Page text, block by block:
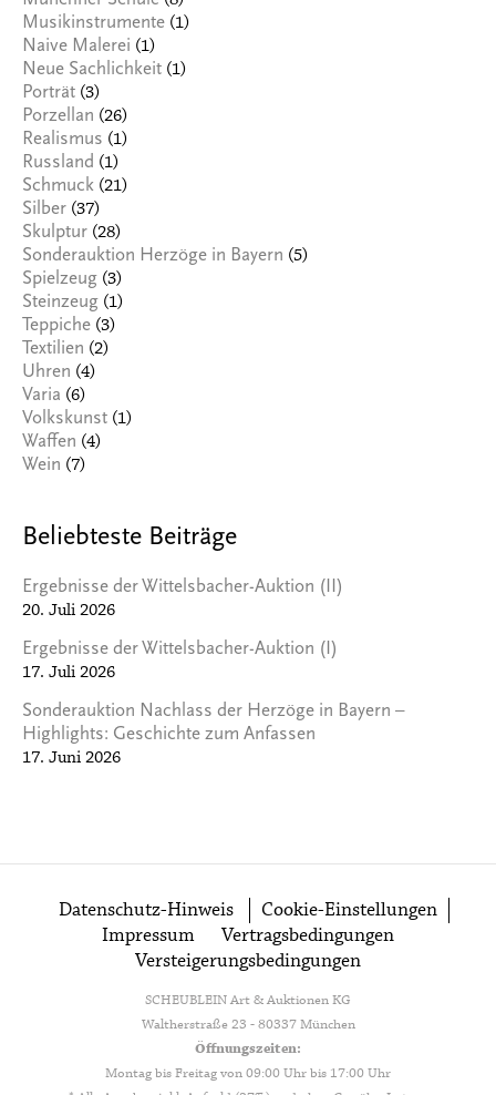
Musikinstrumente (1)
Naive Malerei (1)
Neue Sachlichkeit (1)
Porträt (3)
Porzellan (26)
Realismus (1)
Russland (1)
Schmuck (21)
Silber (37)
Skulptur (28)
Sonderauktion Herzöge in Bayern (5)
Spielzeug (3)
Steinzeug (1)
Teppiche (3)
Textilien (2)
Uhren (4)
Varia (6)
Volkskunst (1)
Waffen (4)
Wein (7)
Beliebteste Beiträge
Ergebnisse der Wittelsbacher-Auktion (II)
20. Juli 2026
Ergebnisse der Wittelsbacher-Auktion (I)
17. Juli 2026
Sonderauktion Nachlass der Herzöge in Bayern –
Highlights: Geschichte zum Anfassen
17. Juni 2026
Datenschutz-Hinweis
Cookie-Einstellungen
Impressum
Vertragsbedingungen
Versteigerungsbedingungen
SCHEUBLEIN Art & Auktionen KG
Waltherstraße 23 - 80337 München
Öffnungszeiten:
Montag bis Freitag von 09:00 Uhr bis 17:00 Uhr